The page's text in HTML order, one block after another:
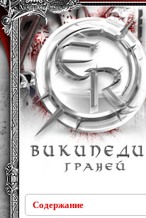
Содержание